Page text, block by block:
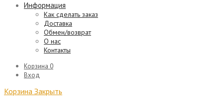
Информация
Как сделать заказ
Доставка
Обмен/возврат
О нас
Контакты
Корзина 0
Вход
Корзина Закрыть